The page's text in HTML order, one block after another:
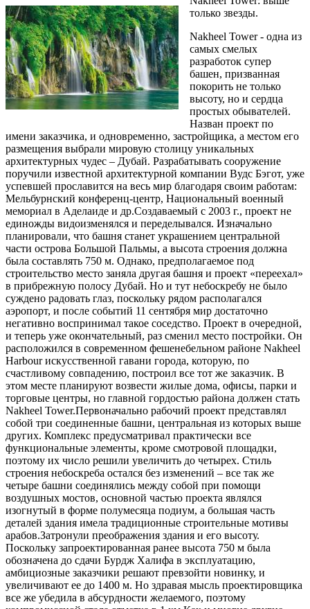
только звезды.
Nakheel Tower - одна из
самых смелых
разработок супер
башен, призванная
покорить не только
высоту, но и сердца
простых обывателей.
Назван проект по
имени заказчика, и одновременно, застройщика, а местом его
размещения выбрали мировую столицу уникальных
архитектурных чудес – Дубай. Разрабатывать сооружение
поручили известной архитектурной компании Вудс Бэгот, уже
успевшей прославится на весь мир благодаря своим работам:
Мельбурнский конференц-центр, Национальный военный
мемориал в Аделаиде и др.Создаваемый с 2003 г., проект не
единожды видоизменялся и переделывался. Изначально
планировали, что башня станет украшением центральной
части острова Большой Пальмы, а высота строения должна
была составлять 750 м. Однако, предполагаемое под
строительство место заняла другая башня и проект «переехал»
в прибрежную полосу Дубай. Но и тут небоскребу не было
суждено радовать глаз, поскольку рядом располагался
аэропорт, и после событий 11 сентября мир достаточно
негативно воспринимал такое соседство. Проект в очередной,
и теперь уже окончательный, раз сменил место постройки. Он
расположился в современном фешенебельном районе Nakheel
Harbour искусственной гавани города, которую, по
счастливому совпадению, построил все тот же заказчик. В
этом месте планируют возвести жилые дома, офисы, парки и
торговые центры, но главной гордостью района должен стать
Nakheel Tower.Первоначально рабочий проект представлял
собой три соединенные башни, центральная из которых выше
других. Комплекс предусматривал практически все
функциональные элементы, кроме смотровой площадки,
поэтому их число решили увеличить до четырех. Стиль
строения небоскреба остался без изменений – все так же
четыре башни соединялись между собой при помощи
воздушных мостов, основной частью проекта являлся
изогнутый в форме полумесяца подиум, а большая часть
деталей здания имела традиционные строительные мотивы
арабов.Затронули преображения здания и его высоту.
Поскольку запроектированная ранее высота 750 м была
обозначена до сдачи Бурдж Халифа в эксплуатацию,
амбициозные заказчики решают превзойти новинку, и
увеличивают ее до 1400 м. Но здравая мысль проектировщика
все же убедила в абсурдности желаемого, поэтому